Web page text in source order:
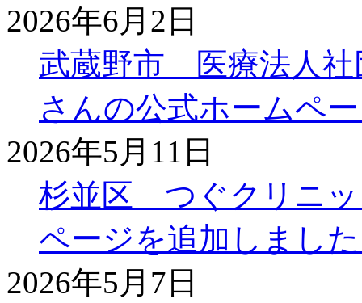
2026年6月2日
武蔵野市 医療法人
さんの公式ホームペ
2026年5月11日
杉並区 つぐクリニッ
ページを追加しまし
2026年5月7日